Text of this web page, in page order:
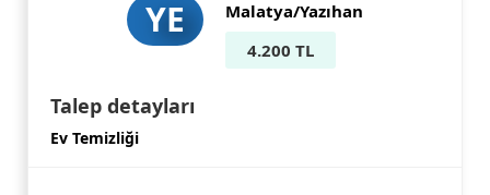
YE
Malatya/Yazıhan
4.200 TL
Talep detayları
Ev Temizliği